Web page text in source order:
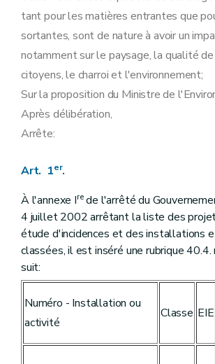
tant pour les matières entrantes que
sortantes, sont de nature à avoir un
notamment sur le paysage, la qualité
citoyens, le charroi et l'environnement;
Sur la proposition du Ministre de
Après délibération,
Arrête:
Art. 1er.
À l'annexe Irede l'arrêté du
4 juillet 2002 arrêtant la liste des
étude d'incidences et des installations
classées, il est inséré une rubrique
suit:
Numéro - Installation ou
activité
Classe EIE